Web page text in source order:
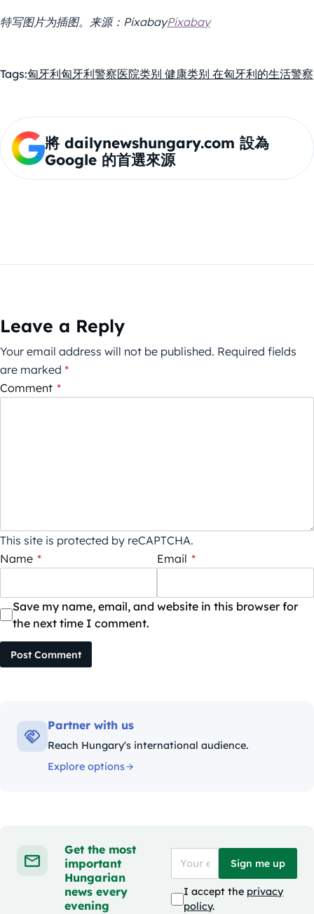
特写图片为插图。来源：PixabayPixabay
Tags:匈牙利匈牙利警察医院类别 健康类别 在匈牙利的生活警察
將 dailynewshungary.com 設為
Google 的首選來源
Leave a Reply
Your email address will not be published. Required fields
are marked *
Comment *
This site is protected by reCAPTCHA.
Name * Email *
Save my name, email, and website in this browser for
the next time I comment.
Post Comment
Partner with us
Reach Hungary's international audience.
Explore options
Get the most
important
Hungarian
news every
evening
Sign me up
I accept the privacy
policy.